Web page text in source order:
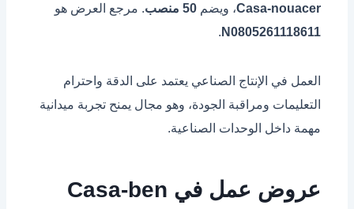
Casa-nouacer، ويضم 50 منصب
. مرجع العرض هو
N0805261118611
.
العمل في الإنتاج الصناعي يعتمد على الدقة واحترام
التعليمات ومراقبة الجودة، وهو مجال يمنح تجربة ميدانية
مهمة داخل الوحدات الصناعية.
عروض عمل في Casa-ben